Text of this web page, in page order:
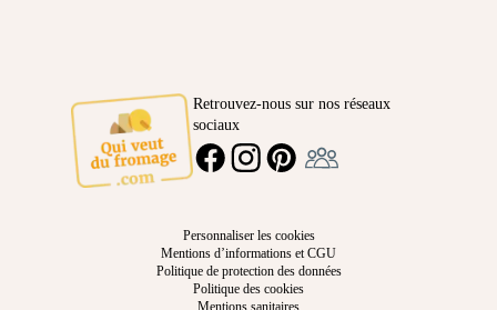
Retrouvez-nous sur nos réseaux
sociaux
FACEBOOKINSTAGRAMPINTEREST
Personnaliser les cookies
Mentions d’informations et CGU
Politique de protection des données
Politique des cookies
Mentions sanitaires